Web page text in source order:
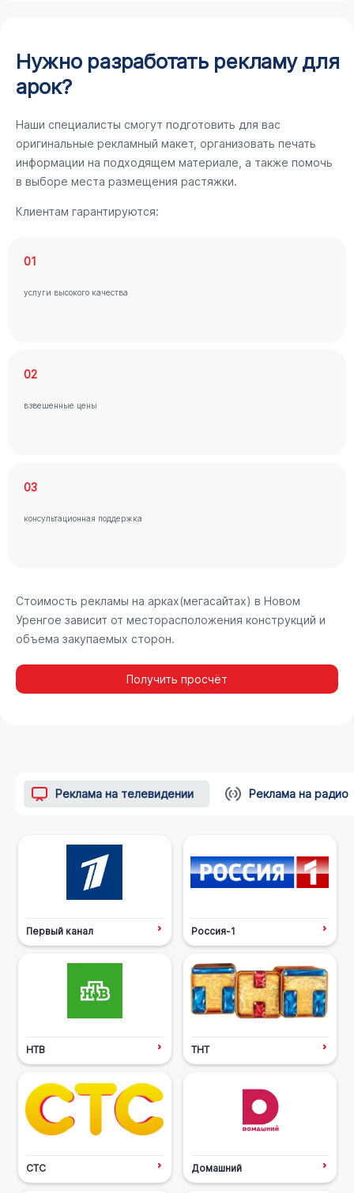
Нужно разработать рекламу для
арок?
Наши специалисты смогут подготовить для вас
оригинальные рекламный макет, организовать печать
информации на подходящем материале, а также помочь
в выборе места размещения растяжки.
Клиентам гарантируются:
01
услуги высокого качества
02
взвешенные цены
03
консультационная поддержка
Стоимость рекламы на арках(мегасайтах) в Новом
Уренгое зависит от месторасположения конструкций и
объема закупаемых сторон.
Получить просчёт
Реклама на телевидении Реклама на радио
Первый канал Россия-1
НТВ ТНТ
СТС Домашний